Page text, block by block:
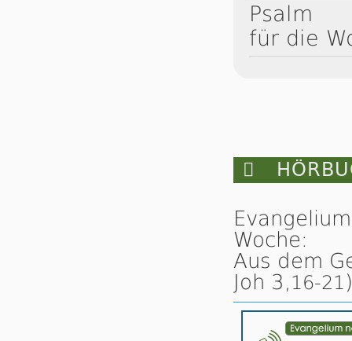
Psalm
für die

Woche:
Aus dem
Joh 3,16-21)